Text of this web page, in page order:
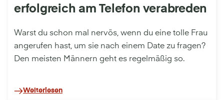
erfolgreich am Telefon verabreden
Warst du schon mal nervös, wenn du eine tolle Frau
angerufen hast, um sie nach einem Date zu fragen?
Den meisten Männern geht es regelmäßig so.
Weiterlesen